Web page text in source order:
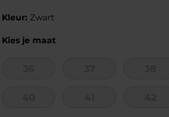
Kleur: Zwart
Kies je maat